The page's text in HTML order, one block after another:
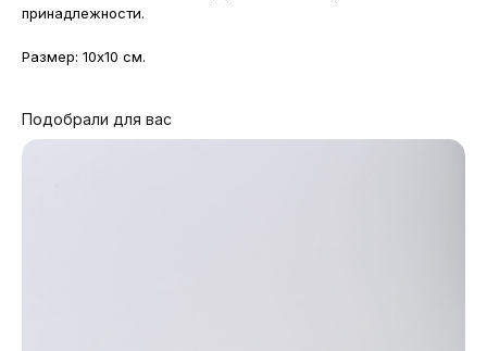
принадлежности.
Размер: 10х10 см.
Подобрали для вас